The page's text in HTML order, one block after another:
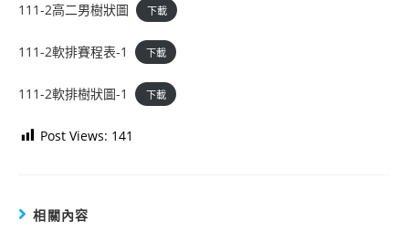
111-2高二男樹狀圖 下載
111-2軟排賽程表-1 下載
111-2軟排樹狀圖-1 下載
Post Views: 141
相關內容